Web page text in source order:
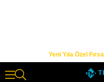
Yeni Yıla Özel